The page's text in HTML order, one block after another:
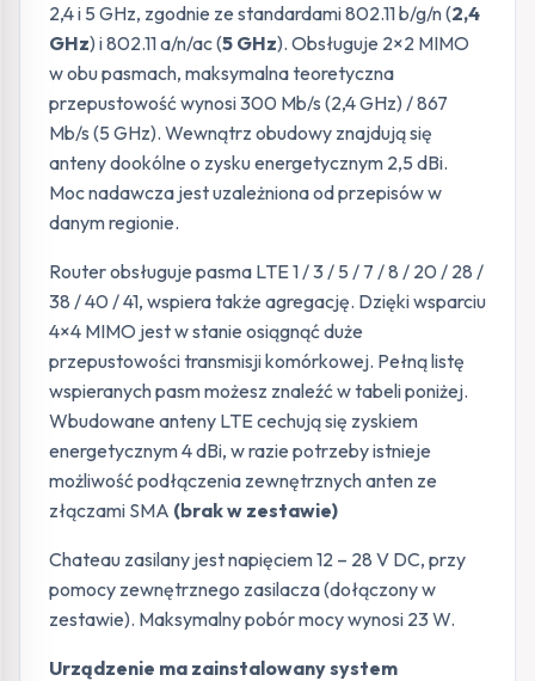
2,4 i 5 GHz, zgodnie ze standardami 802.11 b/g/n (2,4
GHz) i 802.11 a/n/ac (5 GHz). Obsługuje 2×2 MIMO
w obu pasmach, maksymalna teoretyczna
przepustowość wynosi 300 Mb/s (2,4 GHz) / 867
Mb/s (5 GHz). Wewnątrz obudowy znajdują się
anteny dookólne o zysku energetycznym 2,5 dBi.
Moc nadawcza jest uzależniona od przepisów w
danym regionie.
Router obsługuje pasma LTE 1 / 3 / 5 / 7 / 8 / 20 / 28 /
38 / 40 / 41, wspiera także agregację. Dzięki wsparciu
4×4 MIMO jest w stanie osiągnąć duże
przepustowości transmisji komórkowej. Pełną listę
wspieranych pasm możesz znaleźć w tabeli poniżej.
Wbudowane anteny LTE cechują się zyskiem
energetycznym 4 dBi, w razie potrzeby istnieje
możliwość podłączenia zewnętrznych anten ze
złączami SMA (brak w zestawie)
Chateau zasilany jest napięciem 12 – 28 V DC, przy
pomocy zewnętrznego zasilacza (dołączony w
zestawie). Maksymalny pobór mocy wynosi 23 W.
Urządzenie ma zainstalowany system